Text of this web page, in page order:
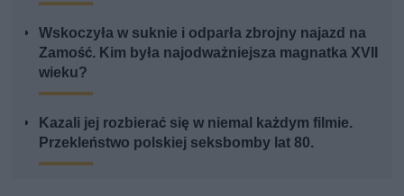
Wskoczyła w suknie i odparła zbrojny najazd na
Zamość. Kim była najodważniejsza magnatka XVII
wieku?
Kazali jej rozbierać się w niemal każdym filmie.
Przekleństwo polskiej seksbomby lat 80.